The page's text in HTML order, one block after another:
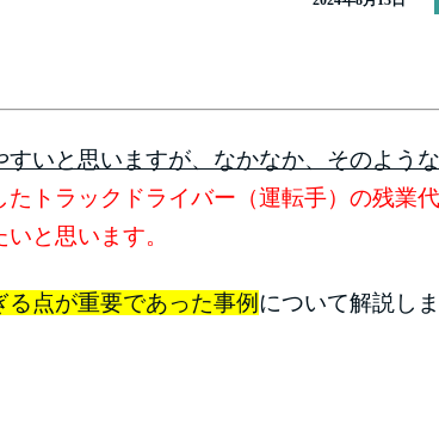
いと思いますが、なかなか、そのよう
たトラックドライバー（運転手）の残業
と思います。
点が重要であった事例 について解説しま